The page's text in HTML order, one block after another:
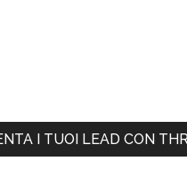
I TUOI LEAD CON